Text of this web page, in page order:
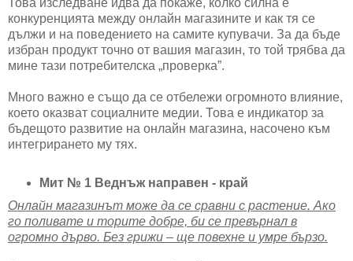
Това изследване идва да покаже, колко силна е
конкуренцията между онлайн магазините и как тя се
дължи и на поведението на самите купувачи. За да бъде
избран продукт точно от вашия магазин, то той трябва да
мине тази потребителска „проверка”.
Много важно е също да се отбележи огромното влияние,
което оказват социалните медии. Това е индикатор за
бъдещото развитие на онлайн магазина, насочено към
интегрирането му тях.
Мит № 1 Веднъж направен - край
Онлайн магазинът може да се сравни с растение. Ако
го поливате и торите добре, би се превърнал в
огромно дърво. Без грижи – ще повехне и умре бързо.